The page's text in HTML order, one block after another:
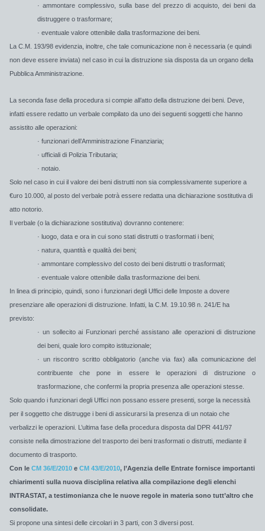
· ammontare complessivo, sulla base del prezzo di acquisto, dei beni da
distruggere o trasformare;
· eventuale valore ottenibile dalla trasformazione dei beni.
La C.M. 193/98 evidenzia, inoltre, che tale comunicazione non è necessaria (e quindi
non deve essere inviata) nel caso in cui la distruzione sia disposta da un organo della
Pubblica Amministrazione.
La seconda fase della procedura si compie all’atto della distruzione dei beni. Deve,
infatti essere redatto un verbale compilato da uno dei seguenti soggetti che hanno
assistito alle operazioni:
· funzionari dell’Amministrazione Finanziaria;
· ufficiali di Polizia Tributaria;
· notaio.
Solo nel caso in cui il valore dei beni distrutti non sia complessivamente superiore a
€uro 10.000, al posto del verbale potrà essere redatta una dichiarazione sostitutiva di
atto notorio.
Il verbale (o la dichiarazione sostitutiva) dovranno contenere:
· luogo, data e ora in cui sono stati distrutti o trasformati i beni;
· natura, quantità e qualità dei beni;
· ammontare complessivo del costo dei beni distrutti o trasformati;
· eventuale valore ottenibile dalla trasformazione dei beni.
In linea di principio, quindi, sono i funzionari degli Uffici delle Imposte a dovere
presenziare alle operazioni di distruzione. Infatti, la C.M. 19.10.98 n. 241/E ha
previsto:
· un sollecito ai Funzionari perché assistano alle operazioni di distruzione
dei beni, quale loro compito istituzionale;
· unriscontro scritto obbligatorio (anche via fax)alla comunicazione del
contribuente che pone in essere le operazioni di distruzione o
trasformazione, che confermi la propria presenza alle operazioni stesse.
Solo quando i funzionari degli Uffici non possano essere presenti, sorge la necessità
per il soggetto che distrugge i beni di assicurarsi la presenza di un notaio che
verbalizzi le operazioni. L’ultima fase della procedura disposta dal DPR 441/97
consiste nella dimostrazione del trasporto dei beni trasformati o distrutti, mediante il
documento di trasporto.
Con le CM 36/E/2010 e CM 43/E/2010, l’Agenzia delle Entrate fornisce importanti
chiarimenti sulla nuova disciplina relativa alla compilazione degli elenchi
INTRASTAT, a testimonianza che le nuove regole in materia sono tutt’altro che
consolidate.
Si propone una sintesi delle circolari in 3 parti, con 3 diversi post.